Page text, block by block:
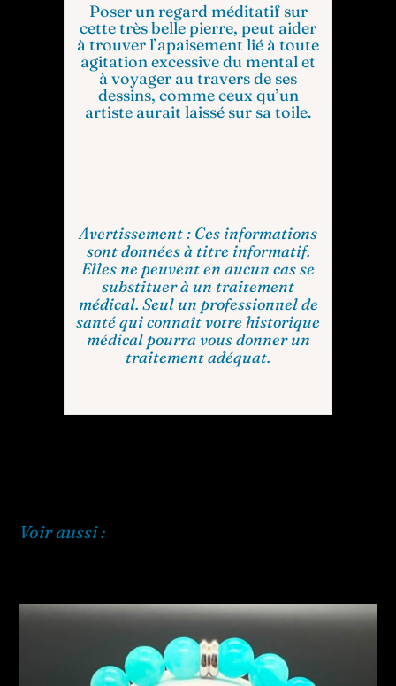
Poser un regard méditatif sur
cette très belle pierre, peut aider
à trouver l’apaisement lié à toute
agitation excessive du mental et
à voyager au travers de ses
dessins, comme ceux qu’un
artiste aurait laissé sur sa toile.
Avertissement : Ces informations
sont données à titre informatif.
Elles ne peuvent en aucun cas se
substituer à un traitement
médical. Seul un professionnel de
santé qui connaît votre historique
médical pourra vous donner un
traitement adéquat.
Voir aussi :